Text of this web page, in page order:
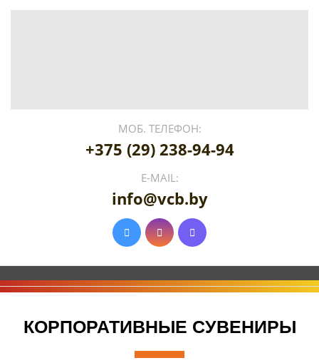
МОБ. ТЕЛЕФОН:
+375 (29) 238-94-94
E-MAIL:
info@vcb.by
КОРПОРАТИВНЫЕ СУВЕНИРЫ